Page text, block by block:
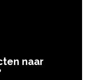
naar